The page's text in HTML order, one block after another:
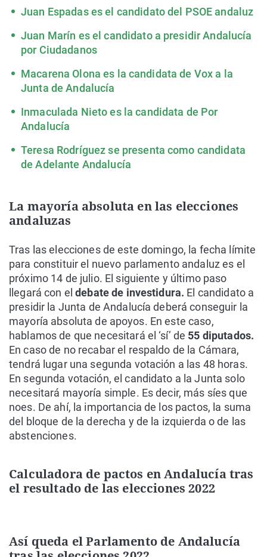
Juan Espadas es el candidato del PSOE andaluz
Juan Marín es el candidato a presidir Andalucía
por Ciudadanos
Macarena Olona es la candidata de Vox a la
Junta de Andalucía
Inmaculada Nieto es la candidata de Por
Andalucía
Teresa Rodríguez se presenta como candidata
de Adelante Andalucía
La mayoría absoluta en las elecciones
andaluzas
Tras las elecciones de este domingo, la fecha límite
para constituir el nuevo parlamento andaluz es el
próximo 14 de julio. El siguiente y último paso
llegará con eldebate de investidura. El candidato a
presidir la Junta de Andalucía deberá conseguir la
mayoría absoluta de apoyos. En este caso,
hablamos de que necesitará el ‘sí’ de 55 diputados.
En caso de no recabar el respaldo de la Cámara,
tendrá lugar una segunda votación a las 48 horas.
En segunda votación, el candidato a la Junta solo
necesitará mayoría simple. Es decir, más síes que
noes. De ahí, la importancia de los pactos, la suma
del bloque de la derecha y de la izquierda o de las
abstenciones.
Calculadora de pactos en Andalucía tras
el resultado de las elecciones 2022
Así queda el Parlamento de Andalucía